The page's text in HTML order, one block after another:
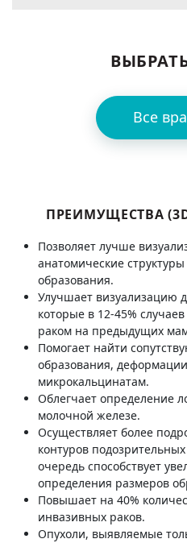
Все
ПРЕИМУЩЕСТВА
Позволяет лучше
анатомические
образования.
Улучшает визуализацию
которые в 12-45%
раком на предыдущих
Помогает найти
образования,
микрокальцинатам.
Облегчает определение
молочной железе.
Осуществляет более
контуров
очередь способствует
определения размеров
Повышает на 40%
инвазивных раков.
Опухоли, выявляемые